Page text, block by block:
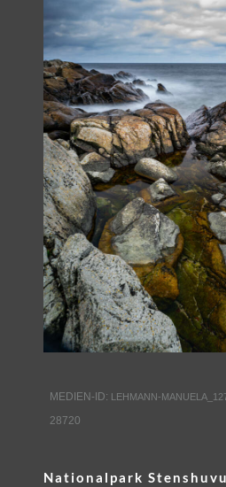
WIR
MEDIEN-ID: LEHMANN-
28720
Nationalpark